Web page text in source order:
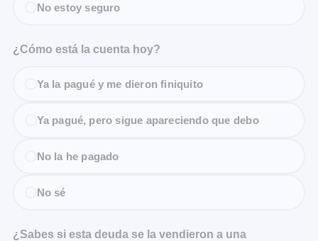
No estoy seguro
¿Cómo está la cuenta hoy?
Ya la pagué y me dieron finiquito
Ya pagué, pero sigue apareciendo que debo
No la he pagado
No sé
¿Sabes si esta deuda se la vendieron a una